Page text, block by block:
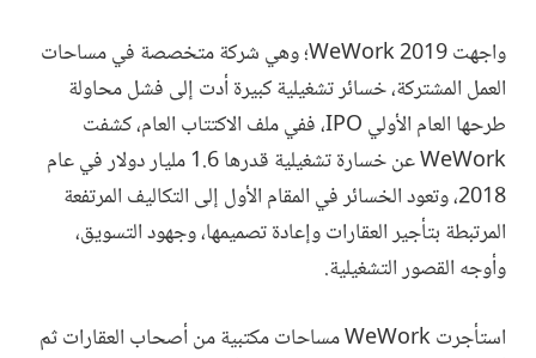
واجهت WeWork 2019؛ وهي شركة متخصصة في مساحات
العمل المشتركة، خسائر تشغيلية كبيرة أدت إلى فشل محاولة
طرحها العام الأولي IPO، ففي ملف الاكتتاب العام، كشفت
WeWork عن خسارة تشغيلية قدرها 1.6 مليار دولار في عام
2018، وتعود الخسائر في المقام الأول إلى التكاليف المرتفعة
المرتبطة بتأجير العقارات وإعادة تصميمها، وجهود التسويق،
وأوجه القصور التشغيلية.
استأجرت WeWork مساحات مكتبية من أصحاب العقارات ثم